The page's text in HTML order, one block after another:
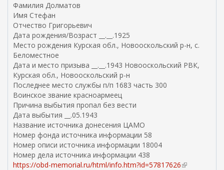
с
ы
Фамилия Долматов
Имя Стефан
Отчество Григорьевич
Дата рождения/Возраст __.__.1925
Место рождения Курская обл., Новооскольский р-н, с.
Беломестное
Дата и место призыва __.__.1943 Новооскольский РВК,
Курская обл., Новооскольский р-н
Последнее место службы п/п 1683 часть 300
Воинское звание красноармеец
Причина выбытия пропал без вести
Дата выбытия __.05.1943
Название источника донесения ЦАМО
Номер фонда источника информации 58
Номер описи источника информации 18004
Номер дела источника информации 438
https://obd-memorial.ru/html/info.htm?id=57817626(